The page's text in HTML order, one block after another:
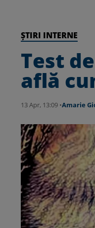
ȘTIRI INTERNE
Test
află
13 Apr, 13:09 •Amarie